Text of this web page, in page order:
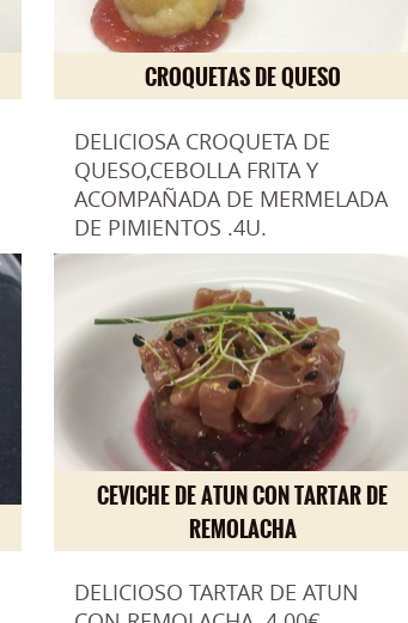
CROQUETAS DE QUESO
DELICIOSA CROQUETA DE
QUESO,CEBOLLA FRITA Y
ACOMPAÑADA DE MERMELADA
DE PIMIENTOS .4U.
CEVICHE DE ATUN CON TARTAR DE
REMOLACHA
DELICIOSO TARTAR DE ATUN